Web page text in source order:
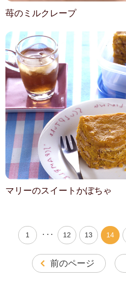
苺のミルクレープ
マリーのスイートかぼちゃ
前のページ
1 ・・・ 12 13 14